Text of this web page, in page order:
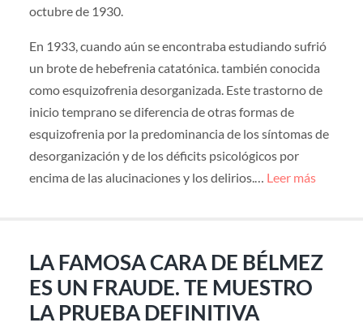
octubre de 1930.
En 1933, cuando aún se encontraba estudiando sufrió
un brote de hebefrenia catatónica. también conocida
como esquizofrenia desorganizada. Este trastorno de
inicio temprano se diferencia de otras formas de
esquizofrenia por la predominancia de los síntomas de
desorganización y de los déficits psicológicos por
encima de las alucinaciones y los delirios.… Leer más
LA FAMOSA CARA DE BÉLMEZ
ES UN FRAUDE. TE MUESTRO
LA PRUEBA DEFINITIVA